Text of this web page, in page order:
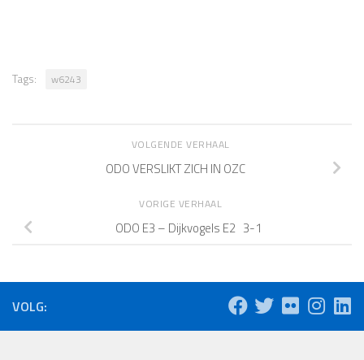
Tags: w6243
VOLGENDE VERHAAL
ODO VERSLIKT ZICH IN OZC
VORIGE VERHAAL
ODO E3 – Dijkvogels E2 3-1
VOLG: